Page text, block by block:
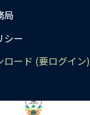
局
シー
ード (要ログイン)